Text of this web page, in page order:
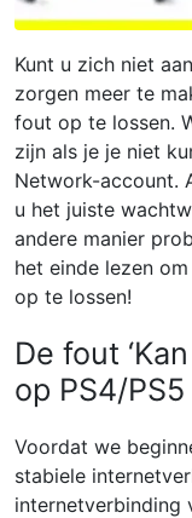
Kunt u zich niet
zorgen meer te
fout op te lossen.
zijn als je je niet
Network-account.
u het juiste
andere manier
het einde lezen
op te lossen!
De fout
op PS4/
Voordat we
stabiele
internetverbinding